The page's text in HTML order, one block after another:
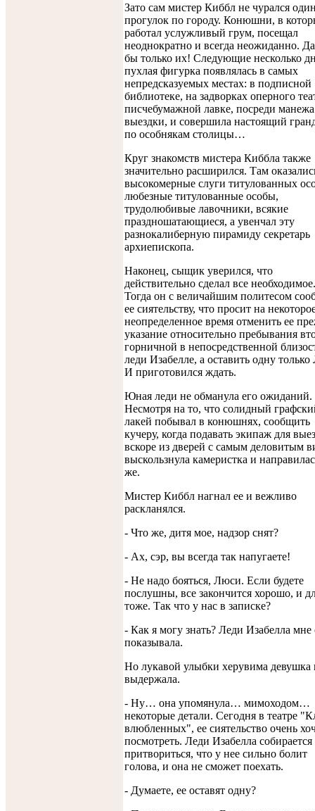
Зато сам мистер Киббл не чурался
прогулок по городу. Конюшни, в
работал услужливый грум, посещал
неоднократно и всегда неожиданно.
бы только их! Следующие несколько
пухлая фигурка появлялась в самых
непредсказуемых местах: в подписной
библиотеке, на задворках оперного
писчебумажной лавке, посреди
выездки, и совершила настоящий
по особнякам столицы…
Круг знакомств мистера Киббла также
значительно расширился. Там
высокомерные слуги титулованных
любезные титулованные особы,
трудолюбивые лавочники, всякие
праздношатающиеся, а увенчал эту
разнокалиберную пирамиду секретарь
архиепископа.
Наконец, сыщик уверился, что
действительно сделал все необходимое.
Тогда он с величайшим политесом
ее сиятельству, что просит на
неопределенное время отменить ее
указание относительно пребывания
горничной в непосредственной
леди Изабелле, а оставить одну
И приготовился ждать.
Юная леди не обманула его ожиданий.
Несмотря на то, что солидный
лакей побывал в конюшнях, сообщить
кучеру, когда подавать экипаж для
вскоре из дверей с самым деловитым
выскользнула камеристка и
же.
Мистер Киббл нагнал ее и вежливо
раскланялся.
- Что же, дитя мое, надзор снят?
- Ах, сэр, вы всегда так напугаете!
- Не надо бояться, Люси. Если будете
послушны, все закончится хорошо, и
тоже. Так что у нас в записке?
- Как я могу знать? Леди Изабелла мне
показывала.
Но лукавой улыбки херувима девушка
выдержала.
- Ну… она упомянула… мимоходом…
некоторые детали. Сегодня в театре
влюбленных", ее сиятельство очень
посмотреть. Леди Изабелла собирается
притвориться, что у нее сильно болит
голова, и она не сможет поехать.
- Думаете, ее оставят одну?